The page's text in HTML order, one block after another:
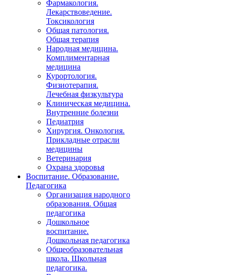
Фармакология.
Лекарствоведение.
Токсикология
Общая патология.
Общая терапия
Народная медицина.
Комплиментарная
медицина
Курортология.
Физиотерапия.
Лечебная физкультура
Клиническая медицина.
Внутренние болезни
Педиатрия
Хирургия. Онкология.
Прикладные отрасли
медицины
Ветеринария
Охрана здоровья
Воспитание. Образование.
Педагогика
Организация народного
образования. Общая
педагогика
Дошкольное
воспитание.
Дошкольная педагогика
Общеобразовательная
школа. Школьная
педагогика.